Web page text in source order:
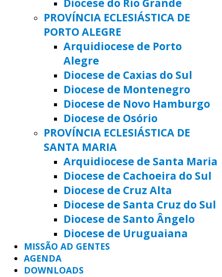
Diocese do Rio Grande
PROVÍNCIA ECLESIÁSTICA DE
PORTO ALEGRE
Arquidiocese de Porto
Alegre
Diocese de Caxias do Sul
Diocese de Montenegro
Diocese de Novo Hamburgo
Diocese de Osório
PROVÍNCIA ECLESIÁSTICA DE
SANTA MARIA
Arquidiocese de Santa Maria
Diocese de Cachoeira do Sul
Diocese de Cruz Alta
Diocese de Santa Cruz do Sul
Diocese de Santo Ângelo
Diocese de Uruguaiana
MISSÃO AD GENTES
AGENDA
DOWNLOADS